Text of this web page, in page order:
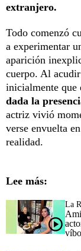
extranjero.
Todo comenzó
a experimentar
aparición
cuerpo. Al
inicialmente que
dada la
actriz vivió
verse envuelta
realidad.
Lee más:
La